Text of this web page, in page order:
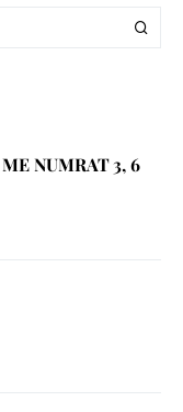
NUMRAT 3, 6